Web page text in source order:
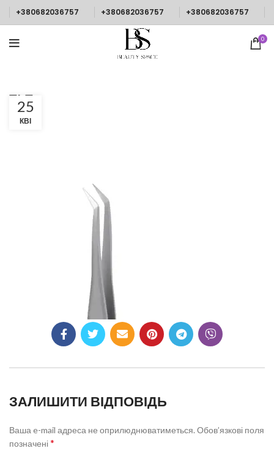
+380682036757 +380682036757 +380682036757
0
тьт
25
КВІ
ЗАЛИШИТИ ВІДПОВІДЬ
Ваша e-mail адреса не оприлюднюватиметься. Обов’язкові поля
позначені*